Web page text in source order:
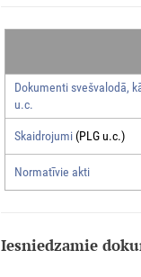
Dokumenti svešvalodā,
u.c.
Skaidrojumi(PLG u.c.)
Normatīvie akti
Iesniedzamie